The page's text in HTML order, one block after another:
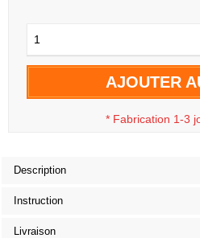
1
AJOUTER
* Fabrication 1-3
Description
Instruction
Livraison